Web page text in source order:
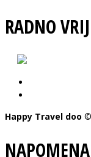
RADNO
Happy Travel doo ©
NAPOMENA